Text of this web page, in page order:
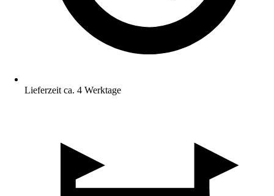
Lieferzeit ca. 4 Werktage